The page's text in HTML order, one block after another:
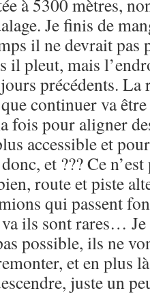
à 5300 mètres,
Je finis de
il ne devrait pas
il pleut, mais
précédents. La
continuer va
fois pour aligner
accessible et
et ??? Ce
route et piste
qui passent
ils sont rares…
possible, ils ne
et en plus
juste un